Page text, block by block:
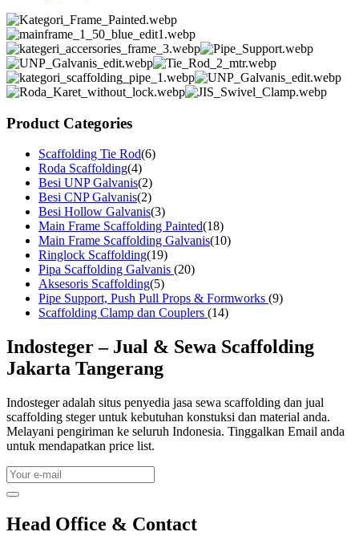
Product Categories
Scaffolding Tie Rod(6)
Roda Scaffolding(4)
Besi UNP Galvanis(2)
Besi CNP Galvanis(2)
Besi Hollow Galvanis(3)
Main Frame Scaffolding Painted(18)
Main Frame Scaffolding Galvanis(10)
Ringlock Scaffolding(19)
Pipa Scaffolding Galvanis (20)
Aksesoris Scaffolding(5)
Pipe Support, Push Pull Props & Formworks (9)
Scaffolding Clamp dan Couplers (14)
Indosteger – Jual & Sewa Scaffolding
Jakarta Tangerang
Indosteger adalah situs penyedia jasa sewa scaffolding dan jual
scaffolding steger untuk kebutuhan konstuksi dan material anda.
Melayani pengiriman ke seluruh Indonesia. Tinggalkan Email anda
untuk mendapatkan price list.
Head Office & Contact